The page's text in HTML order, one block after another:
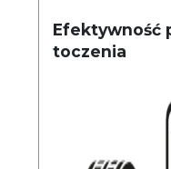
Efektywność
toczenia